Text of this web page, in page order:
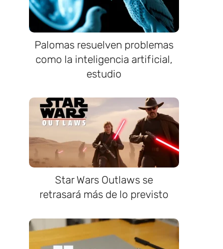
Palomas resuelven problemas
como la inteligencia artificial,
estudio
Star Wars Outlaws se
retrasará más de lo previsto